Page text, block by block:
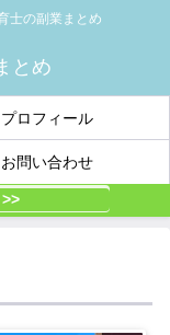
士の副業まとめ
プロフィール
お問い合わせ